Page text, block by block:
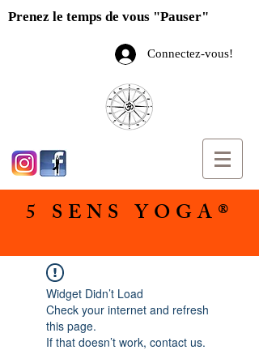
Prenez le temps de vous "Pauser"
Connectez-vous!
5 SENS YOGA®
Widget Didn’t Load
Check your internet and refresh
this page.
If that doesn’t work, contact us.